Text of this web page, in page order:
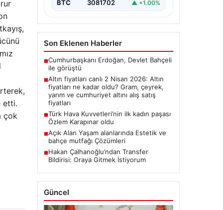
etti.
çok
BTC 3081702 ▲ +1.00%
Son Eklenen Haberler
■Cumhurbaşkanı Erdoğan, Devlet Bahçeli
ile görüştü
■Altın fiyatları canlı 2 Nisan 2026: Altın
fiyatları ne kadar oldu? Gram, çeyrek,
yarım ve cumhuriyet altını alış satış
fiyatları
■Türk Hava Kuvvetleri’nin ilk kadın paşası
Özlem Karapınar oldu
■Açık Alan Yaşam alanlarında Estetik ve
bahçe mutfağı Çözümleri
■Hakan Çalhanoğlu’ndan Transfer
Bildirisi: Oraya Gitmek İstiyorum
Güncel